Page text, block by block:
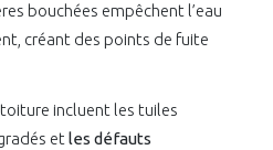
bouchées empêchent l’eau
créant des points de fuite
incluent les tuiles
et les défauts